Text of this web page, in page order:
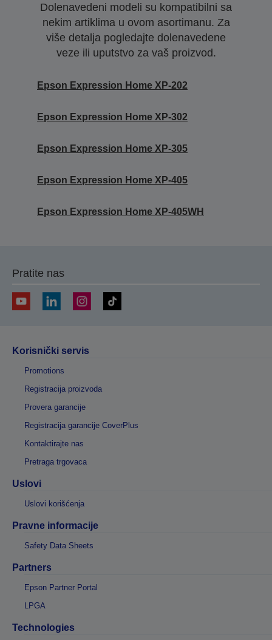
Dolenavedeni modeli su kompatibilni sa
nekim artiklima u ovom asortimanu. Za
više detalja pogledajte dolenavedene
veze ili uputstvo za vaš proizvod.
Epson Expression Home XP-202
Epson Expression Home XP-302
Epson Expression Home XP-305
Epson Expression Home XP-405
Epson Expression Home XP-405WH
Pratite nas
Korisnički servis
Promotions
Registracija proizvoda
Provera garancije
Registracija garancije CoverPlus
Kontaktirajte nas
Pretraga trgovaca
Uslovi
Uslovi korišćenja
Pravne informacije
Safety Data Sheets
Partners
Epson Partner Portal
LPGA
Technologies